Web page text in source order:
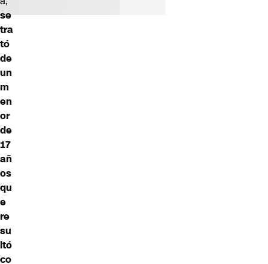
se
tra
tó
de
un
m
en
or
de
17
añ
os
qu
e
re
su
ltó
co